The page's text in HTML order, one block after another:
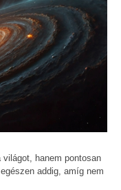
hanem pontosan
addig, amíg nem